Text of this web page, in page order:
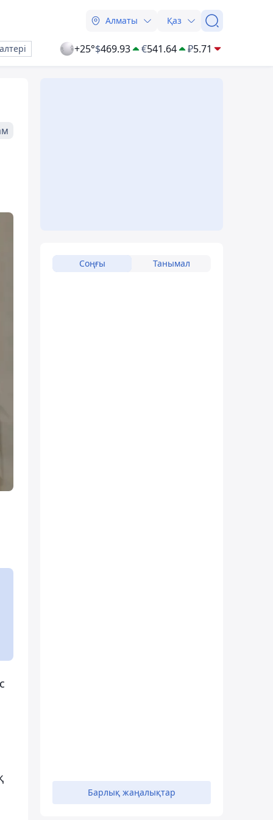
Алматы Қаз
+25°$469.93 €541.64 ₽5.71
Соңғы Танымал
Барлық жаңалықтар